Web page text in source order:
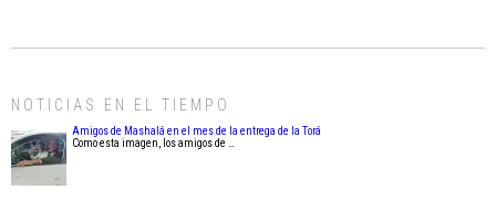
NOTICIAS EN EL TIEMPO
Amigos de Mashalá en el mes de la entrega de la Torá
Como esta imagen, los amigos de …